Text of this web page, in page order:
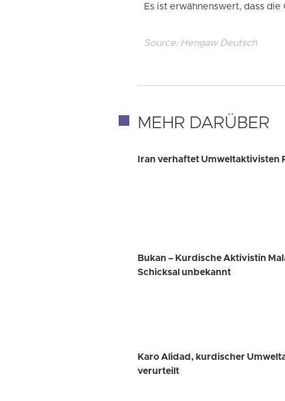
Es ist erwähnenswert, dass
Source: Hengaw Deutsch
MEHR DARÜBER
Iran verhaftet Umweltaktivisten
Bukan – Kurdische Aktivistin
Schicksal unbekannt
Karo Alidad, kurdischer
verurteilt